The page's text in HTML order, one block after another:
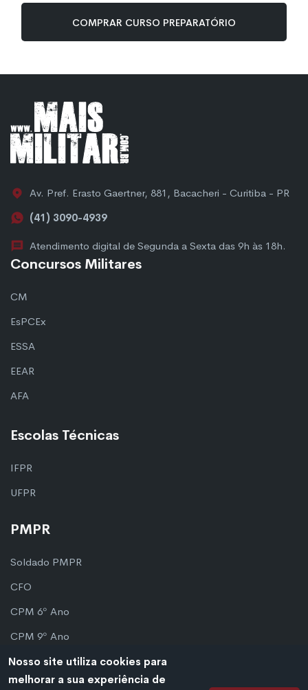
COMPRAR CURSO PREPARATÓRIO
Av. Pref. Erasto Gaertner, 881, Bacacheri - Curitiba - PR
(41) 3090-4939
Atendimento digital de Segunda a Sexta das 9h às 18h.
Concursos Militares
CM
EsPCEx
ESSA
EEAR
AFA
Escolas Técnicas
IFPR
UFPR
PMPR
Soldado PMPR
CFO
CPM 6º Ano
CPM 9º Ano
Nosso site utiliza cookies para
melhorar a sua experiência de